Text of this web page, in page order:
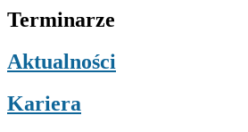
Terminarze
Aktualności
Kariera